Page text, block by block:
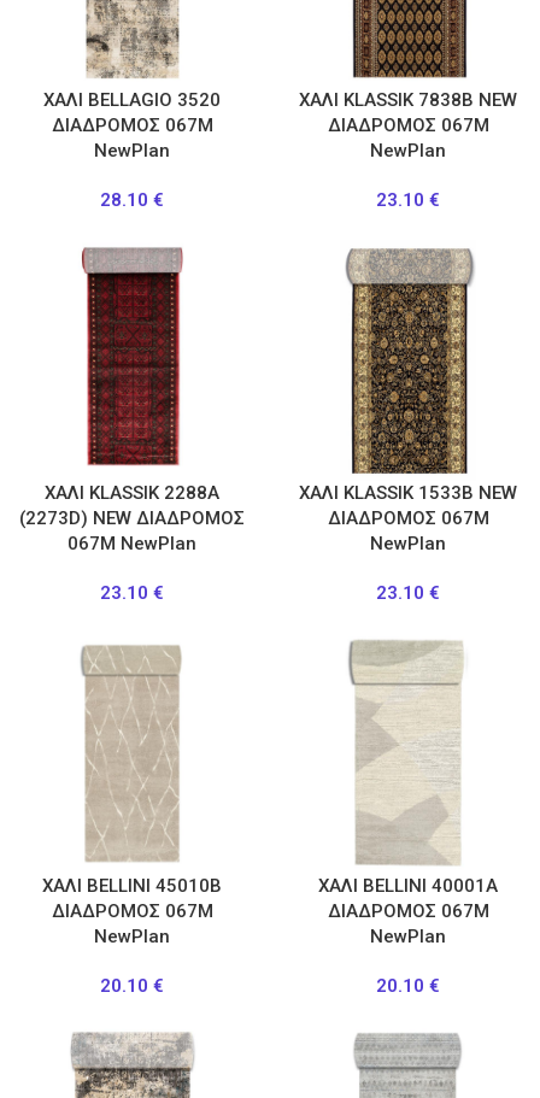
ΧΑΛΙ BELLAGIO 3520
ΔΙΑΔΡΟΜΟΣ 067M
NewPlan
28.10 €
ΧΑΛΙ KLASSIK 7838B NEW
ΔΙΑΔΡΟΜΟΣ 067M
NewPlan
23.10 €
ΧΑΛΙ KLASSIK 2288Α
(2273D) NEW ΔΙΑΔΡΟΜΟΣ
067M NewPlan
23.10 €
ΧΑΛΙ KLASSIK 1533B NEW
ΔΙΑΔΡΟΜΟΣ 067M
NewPlan
23.10 €
ΧΑΛΙ BELLINI 45010B
ΔΙΑΔΡΟΜΟΣ 067M
NewPlan
20.10 €
ΧΑΛΙ BELLINI 40001A
ΔΙΑΔΡΟΜΟΣ 067M
NewPlan
20.10 €